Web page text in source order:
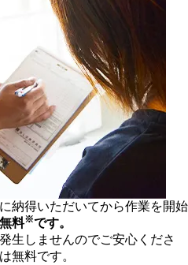
納得いただいてから作業を開始
料※です。
生しませんのでご安心くださ
無料です。